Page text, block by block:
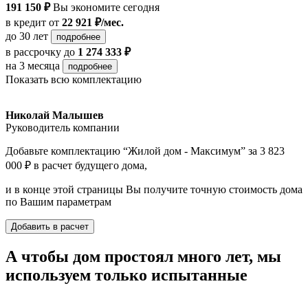
191 150 ₽Вы экономите сегодня
в кредит от 22 921 ₽/мес.
до 30 лет
подробнее
в рассрочку до 1 274 333 ₽
на 3 месяца
подробнее
Показать всю комплектацию
Николай Малышев
Руководитель компании
Добавьте комплектацию “Жилой дом - Максимум” за 3 823
000 ₽ в расчет будущего дома,
и в конце этой страницы Вы получите точную стоимость дома
по Вашим параметрам
Добавить в расчет
А чтобы дом простоял много лет, мы
используем только испытанные